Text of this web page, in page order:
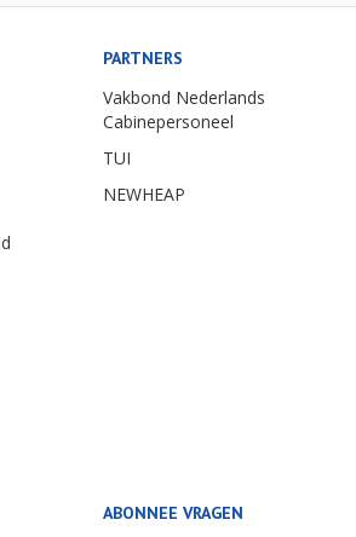
PARTNERS
Vakbond Nederlands
Cabinepersoneel
TUI
NEWHEAP
ABONNEE VRAGEN